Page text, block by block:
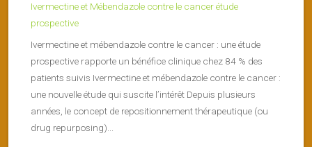
Ivermectine et Mébendazole contre le cancer étude
prospective
Ivermectine et mébendazole contre le cancer : une étude
prospective rapporte un bénéfice clinique chez 84 % des
patients suivis Ivermectine et mébendazole contre le cancer :
une nouvelle étude qui suscite l’intérêt Depuis plusieurs
années, le concept de repositionnement thérapeutique (ou
drug repurposing)...